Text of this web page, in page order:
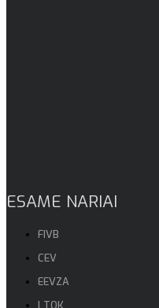
ESAME NARIAI
FIVB
CEV
EEVZA
LTOK